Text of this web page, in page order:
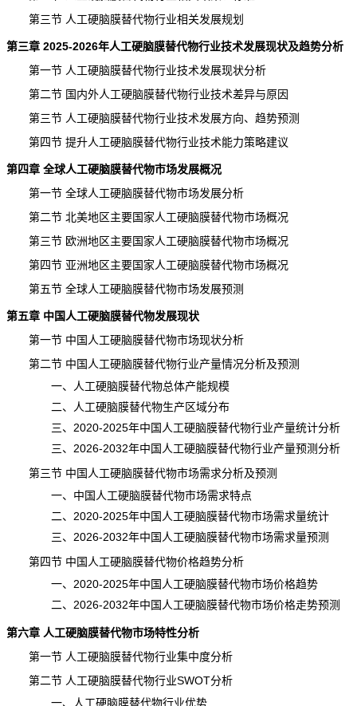
第三节 人工硬脑膜替代物行业相关发展规划
第三章 2025-2026年人工硬脑膜替代物行业技术发展现状及趋势分析
第一节 人工硬脑膜替代物行业技术发展现状分析
第二节 国内外人工硬脑膜替代物行业技术差异与原因
第三节 人工硬脑膜替代物行业技术发展方向、趋势预测
第四节 提升人工硬脑膜替代物行业技术能力策略建议
第四章 全球人工硬脑膜替代物市场发展概况
第一节 全球人工硬脑膜替代物市场发展分析
第二节 北美地区主要国家人工硬脑膜替代物市场概况
第三节 欧洲地区主要国家人工硬脑膜替代物市场概况
第四节 亚洲地区主要国家人工硬脑膜替代物市场概况
第五节 全球人工硬脑膜替代物市场发展预测
第五章 中国人工硬脑膜替代物发展现状
第一节 中国人工硬脑膜替代物市场现状分析
第二节 中国人工硬脑膜替代物行业产量情况分析及预测
一、人工硬脑膜替代物总体产能规模
二、人工硬脑膜替代物生产区域分布
三、2020-2025年中国人工硬脑膜替代物行业产量统计分析
三、2026-2032年中国人工硬脑膜替代物行业产量预测分析
第三节 中国人工硬脑膜替代物市场需求分析及预测
一、中国人工硬脑膜替代物市场需求特点
二、2020-2025年中国人工硬脑膜替代物市场需求量统计
三、2026-2032年中国人工硬脑膜替代物市场需求量预测
第四节 中国人工硬脑膜替代物价格趋势分析
一、2020-2025年中国人工硬脑膜替代物市场价格趋势
二、2026-2032年中国人工硬脑膜替代物市场价格走势预测
第六章 人工硬脑膜替代物市场特性分析
第一节 人工硬脑膜替代物行业集中度分析
第二节 人工硬脑膜替代物行业SWOT分析
一、人工硬脑膜替代物行业优势